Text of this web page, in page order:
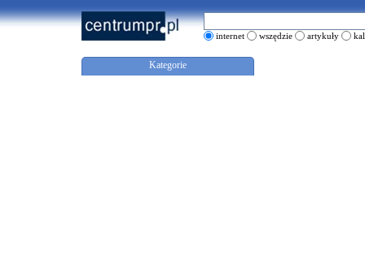
internet wszędzie artykuły
Kategorie